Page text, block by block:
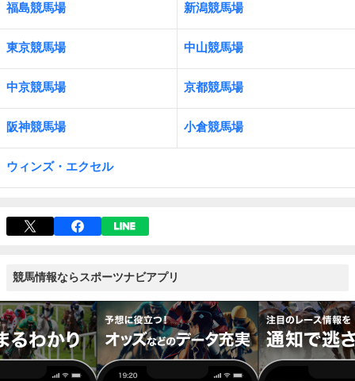
福島競馬場 新潟競馬場
東京競馬場 中山競馬場
中京競馬場 京都競馬場
阪神競馬場 小倉競馬場
ウィンズ・エクセル
競馬情報ならスポーツナビアプリ